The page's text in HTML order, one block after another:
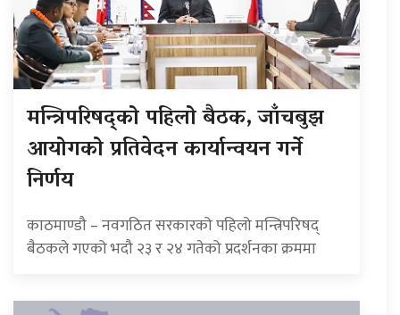
मन्त्रिपरिषद्को पहिलो बैठक, जाँचबुझ
आयोगको प्रतिवेदन कार्यान्वयन गर्ने
निर्णय
काठमाण्डौ – नवगठित सरकारको पहिलो मन्त्रिपरिषद्
बैठकले गएको भदौ २३ र २४ गतेको प्रदर्शनका क्रममा